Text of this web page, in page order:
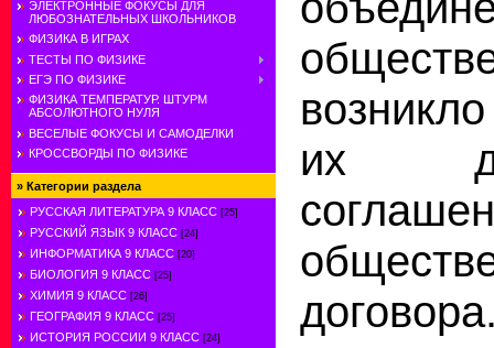
ЭЛЕКТРОННЫЕ ФОКУСЫ ДЛЯ
ЛЮБОЗНАТЕЛЬНЫХ ШКОЛЬНИКОВ
ФИЗИКА В ИГРАХ
ТЕСТЫ ПО ФИЗИКЕ
ЕГЭ ПО ФИЗИКЕ
ФИЗИКА ТЕМПЕРАТУР. ШТУРМ
АБСОЛЮТНОГО НУЛЯ
ВЕСЕЛЫЕ ФОКУСЫ И САМОДЕЛКИ
КРОССВОРДЫ ПО ФИЗИКЕ
» Категории раздела
РУССКАЯ ЛИТЕРАТУРА 9 КЛАСС [25]
РУССКИЙ ЯЗЫК 9 КЛАСС [24]
ИНФОРМАТИКА 9 КЛАСС [20]
БИОЛОГИЯ 9 КЛАСС [25]
ХИМИЯ 9 КЛАСС [26]
ГЕОГРАФИЯ 9 КЛАСС [25]
ИСТОРИЯ РОССИИ 9 КЛАСС [24]
их